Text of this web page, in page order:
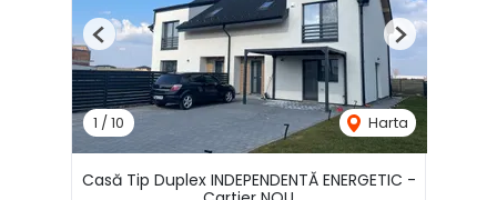
1 / 10 Harta
Previous Next
Casă Tip Duplex INDEPENDENTĂ ENERGETIC -